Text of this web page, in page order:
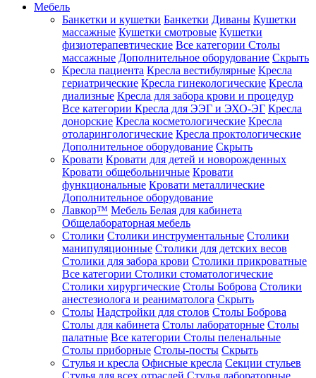
Мебель
Банкетки и кушетки Банкетки Диваны Кушетки
массажные Кушетки смотровые Кушетки
физиотерапевтические Все категории Столы
массажные Дополнительное оборудование Скрыть
Кресла пациента Кресла вестибулярные Кресла
гериатрические Кресла гинекологические Кресла
диализные Кресла для забора крови и процедур
Все категории Кресла для ЭЭГ и ЭХО-ЭГ Кресла
донорские Кресла косметологические Кресла
отоларингологические Кресла проктологические
Дополнительное оборудование Скрыть
Кровати Кровати для детей и новорожденных
Кровати общебольничные Кровати
функциональные Кровати металлические
Дополнительное оборудование
Лавкор™ Мебель Белая для кабинета
Общелабораторная мебель
Столики Столики инструментальные Столики
манипуляционные Столики для детских весов
Столики для забора крови Столики прикроватные
Все категории Столики стоматологические
Столики хирургические Столы Боброва Столики
анестезиолога и реаниматолога Скрыть
Столы Надстройки для столов Столы Боброва
Столы для кабинета Столы лабораторные Столы
палатные Все категории Столы пеленальные
Столы приборные Столы-посты Скрыть
Стулья и кресла Офисные кресла Секции стульев
Стулья для всех отраслей Стулья лабораторные